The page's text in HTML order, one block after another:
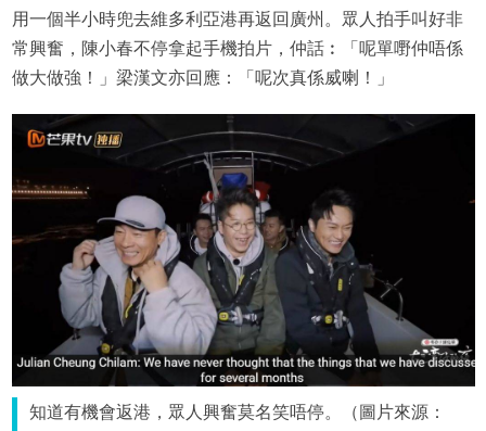
用一個半小時兜去維多利亞港再返回廣州。眾人拍手叫好非
常興奮，陳小春不停拿起手機拍片，仲話︰「呢單嘢仲唔係
做大做強！」梁漢文亦回應：「呢次真係威喇！」
知道有機會返港，眾人興奮莫名笑唔停。（圖片來源：